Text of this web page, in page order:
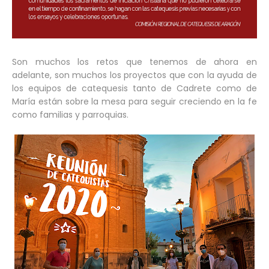
Son muchos los retos que tenemos de ahora en
adelante, son muchos los proyectos que con la ayuda de
los equipos de catequesis tanto de Cadrete como de
María están sobre la mesa para seguir creciendo en la fe
como familias y parroquias.